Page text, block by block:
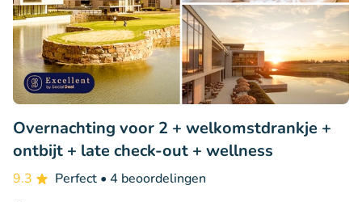
Overnachting voor 2 + welkomstdrankje +
ontbijt + late check-out + wellness
9.3 Perfect • 4 beoordelingen